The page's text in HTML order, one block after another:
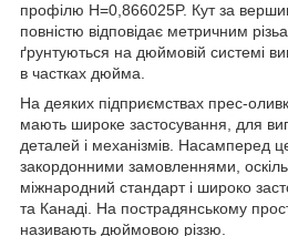
профілю H=0,866025P. Кут за
повністю відповідає метричним
ґрунтуються на дюймовій системі
в частках дюйма.
На деяких підприємствах прес-
мають широке застосування, для
деталей і механізмів. Насамперед
закордонними замовленнями,
міжнародний стандарт і широко
та Канаді. На пострадянському
називають дюймовою різзю.